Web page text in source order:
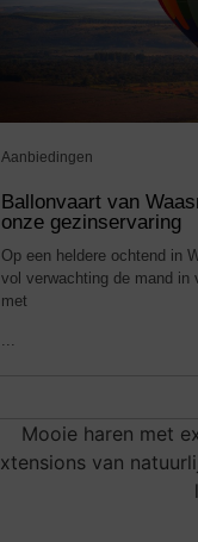
Aanbiedingen
Ballonvaart van
onze gezinservaring
Op een heldere ochtend in
vol verwachting de mand in
met
...